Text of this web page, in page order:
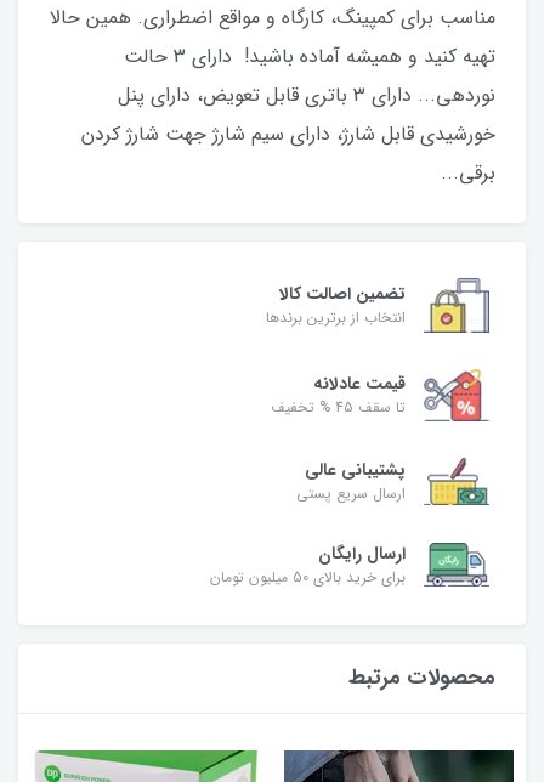
مناسب برای کمپینگ، کارگاه و مواقع اضطراری. همین حالا
تهیه کنید و همیشه آماده باشید! دارای 3 حالت
نوردهی... دارای 3 باتری قابل تعویض، دارای پنل
خورشیدی قابل شارژ، دارای سیم شارژ جهت شارژ کردن
برقی...
تضمین اصالت کالا
انتخاب از برترین برندها
قیمت عادلانه
تا سقف 45 % تخفیف
پشتیبانی عالی
ارسال سریع پستی
ارسال رایگان
برای خرید بالای 50 میلیون تومان
محصولات مرتبط